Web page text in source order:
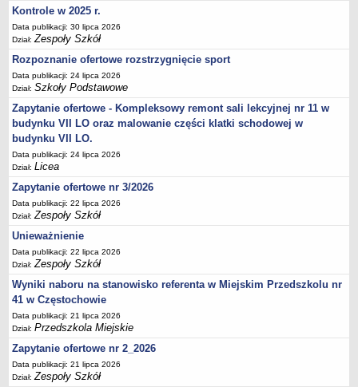
Rejestry, ewidencje, archiwa
Kontrole
PONOWNE WYKORZYSTYWANIE
Sprawozdania
Deklaracja dostępności
DEKLARACJA DOSTĘPNOŚCI
OŚWIADCZENIA MAJĄTKOWE
UDOSTĘPNIANIE INFORMACJI PUBLICZNEJ
OCHRONA DANYCH OSOBOWYCH
Kontrole w 2025 r.
Data publikacji: 30 lipca 2026
Dział:Zespoły Szkół
Rozpoznanie ofertowe rozstrzygnięcie sport
Data publikacji: 24 lipca 2026
Dział:Szkoły Podstawowe
Zapytanie ofertowe - Kompleksowy remont sali lekcyjnej nr 11 w
budynku VII LO oraz malowanie części klatki schodowej w
budynku VII LO.
Data publikacji: 24 lipca 2026
Dział:Licea
Zapytanie ofertowe nr 3/2026
Data publikacji: 22 lipca 2026
Dział:Zespoły Szkół
Unieważnienie
Data publikacji: 22 lipca 2026
Dział:Zespoły Szkół
Wyniki naboru na stanowisko referenta w Miejskim Przedszkolu nr
41 w Częstochowie
Data publikacji: 21 lipca 2026
Dział:Przedszkola Miejskie
Zapytanie ofertowe nr 2_2026
Data publikacji: 21 lipca 2026
Dział:Zespoły Szkół